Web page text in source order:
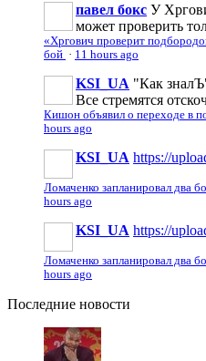
павел бокс У
может проверить
«Хргович проверит
бой · 11 hours ago
KSI_UA "Как
Все стремятся
Кишон объявил о переходе в
hours ago
KSI_UA https://
Ломаченко запланировал два
hours ago
KSI_UA https://
Ломаченко запланировал два
hours ago
Последние новости